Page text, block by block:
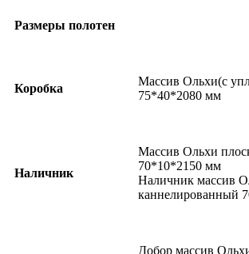
Размеры полотен
Коробка
Массив Ольхи(с
75*40*2080 мм
Наличник
Массив Ольхи
70*10*2150 мм
Наличник массив
каннелированный
Добор массив